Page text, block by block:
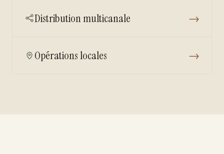
Distribution multicanale →
Opérations locales →